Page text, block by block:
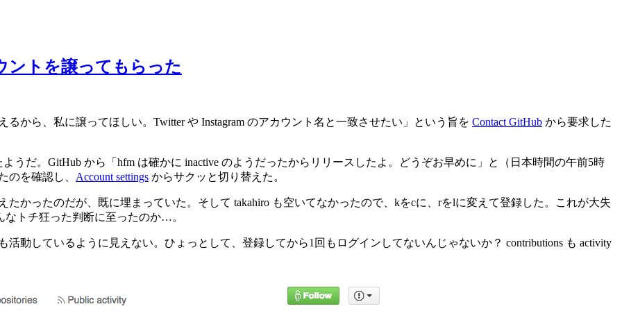
ントを譲ってもらった
から、私に譲ってほしい。Twitter や Instagram のアカウント名と一致させたい」という旨を Contact GitHub から要求した
うだ。GitHub から「hfm は確かに inactive のようだったからリリースしたよ。どうぞお早めに」と（日本時間の午前5時
のを確認し、 Account settings からサクッと切り替えた。
たかったのだが、既に埋まっていた。そして takahiro も空いてなかったので、kをcに、rをlに変えて登録した。これが大失
トチ狂った判断に至ったのか…。
動しているように見えない。ひょっとして、登録してから1回もログインしてないんじゃないか？ contributions も activity